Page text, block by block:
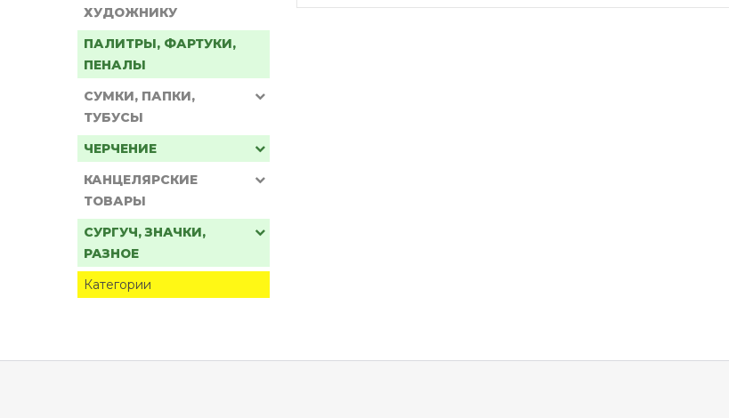
ХУДОЖНИКУ
ПАЛИТРЫ, ФАРТУКИ,
ПЕНАЛЫ
СУМКИ, ПАПКИ,
ТУБУСЫ
ЧЕРЧЕНИЕ
КАНЦЕЛЯРСКИЕ
ТОВАРЫ
СУРГУЧ, ЗНАЧКИ,
РАЗНОЕ
Категории